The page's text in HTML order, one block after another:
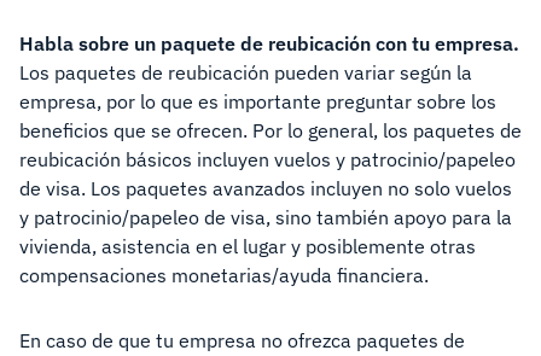
Habla sobre un paquete de reubicación con tu empresa.
Los paquetes de reubicación pueden variar según la
empresa, por lo que es importante preguntar sobre los
beneficios que se ofrecen. Por lo general, los paquetes de
reubicación básicos incluyen vuelos y patrocinio/papeleo
de visa. Los paquetes avanzados incluyen no solo vuelos
y patrocinio/papeleo de visa, sino también apoyo para la
vivienda, asistencia en el lugar y posiblemente otras
compensaciones monetarias/ayuda financiera.
En caso de que tu empresa no ofrezca paquetes de